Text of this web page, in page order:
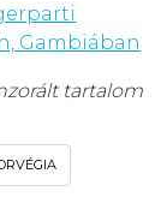
Gambiában
tartalom